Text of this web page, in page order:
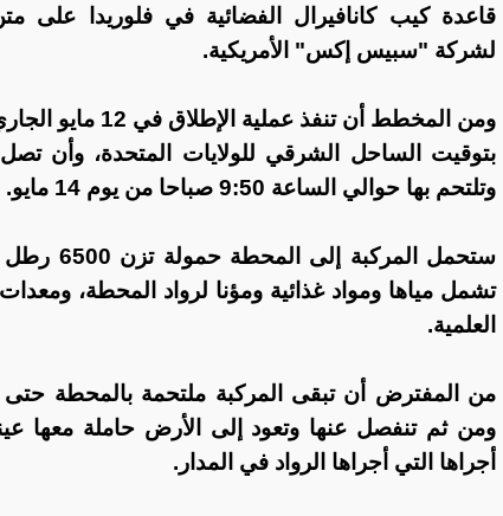
قاعدة كيب كانافيرال الفضائية في فلوريدا على
لشركة "سبيس إكس" الأمريكية.
بتوقيت الساحل الشرقي للولايات المتحدة، وأن
وتلتحم بها حوالي الساعة 9:50 صباحا من يوم 14 مايو.
تشمل مياها ومواد غذائية ومؤنا لرواد المحطة،
العلمية.
من المفترض أن تبقى المركبة ملتحمة بالمحطة حتى
ومن ثم تنفصل عنها وتعود إلى الأرض حاملة معها
أجراها التي أجراها الرواد في المدار.